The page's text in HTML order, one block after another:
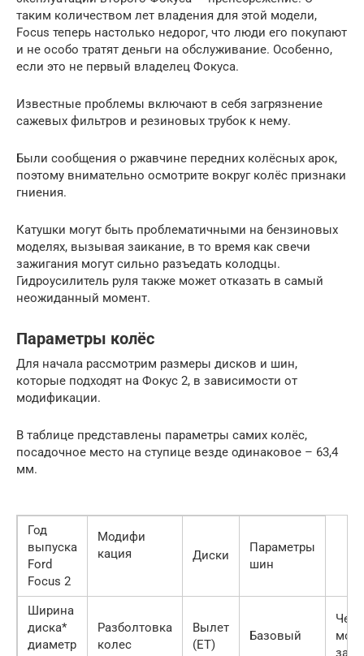
таким количеством лет владения для этой модели,
Focus теперь настолько недорог, что люди его покупают
и не особо тратят деньги на обслуживание. Особенно,
если это не первый владелец Фокуса.
Известные проблемы включают в себя загрязнение
сажевых фильтров и резиновых трубок к нему.
Были сообщения о ржавчине передних колёсных арок,
поэтому внимательно осмотрите вокруг колёс признаки
гниения.
Катушки могут быть проблематичными на бензиновых
моделях, вызывая заикание, в то время как свечи
зажигания могут сильно разъедать колодцы.
Гидроусилитель руля также может отказать в самый
неожиданный момент.
Параметры колёс
Для начала рассмотрим размеры дисков и шин,
которые подходят на Фокус 2, в зависимости от
модификации.
В таблице представлены параметры самих колёс,
посадочное место на ступице везде одинаковое – 63,4
мм.
Год
выпуска
Ford
Focus 2
Модифи
кация
Диски
Параметры
шин
Ширина
диска*
диаметр
Разболтовка
колес
Вылет
(ЕТ)
Базовый
Чем